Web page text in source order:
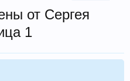
от Сергея
1